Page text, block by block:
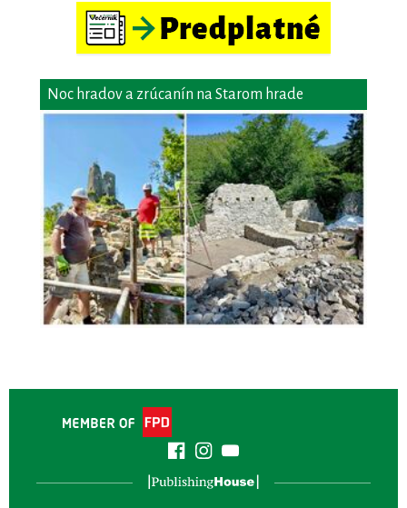
Noc hradov a zrúcanín na Starom hrade